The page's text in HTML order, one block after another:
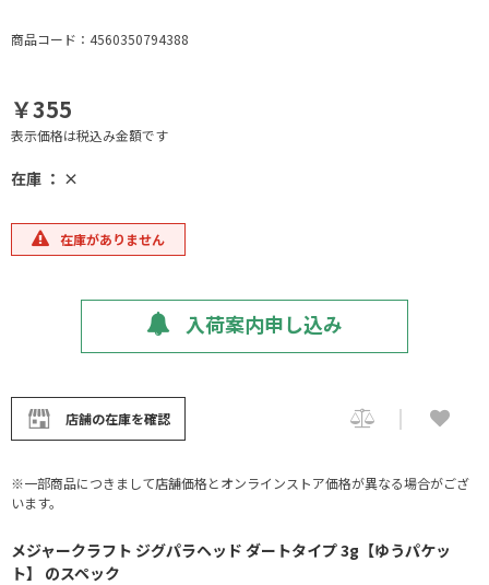
商品コード：4560350794388
￥355
表示価格は税込み金額です
在庫 ： ×
在庫がありません
入荷案内申し込み
店舗の在庫を確認
※一部商品につきまして店舗価格とオンラインストア価格が異なる場合がござ
います。
メジャークラフト ジグパラヘッド ダートタイプ 3g【ゆうパケッ
ト】 のスペック